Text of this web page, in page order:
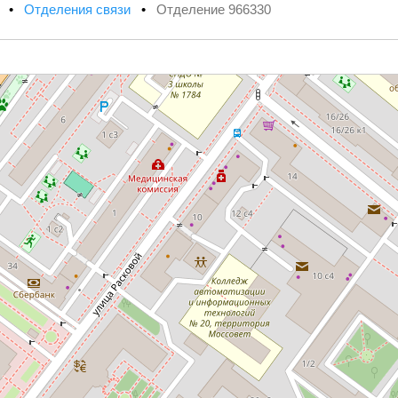
• Отделения связи • Отделение 966330